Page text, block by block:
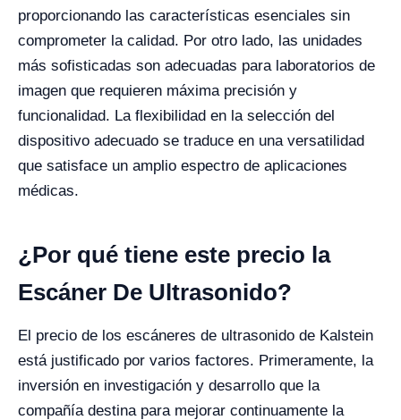
proporcionando las características esenciales sin
comprometer la calidad. Por otro lado, las unidades
más sofisticadas son adecuadas para laboratorios de
imagen que requieren máxima precisión y
funcionalidad. La flexibilidad en la selección del
dispositivo adecuado se traduce en una versatilidad
que satisface un amplio espectro de aplicaciones
médicas.
¿Por qué tiene este precio la
Escáner De Ultrasonido?
El precio de los escáneres de ultrasonido de Kalstein
está justificado por varios factores. Primeramente, la
inversión en investigación y desarrollo que la
compañía destina para mejorar continuamente la